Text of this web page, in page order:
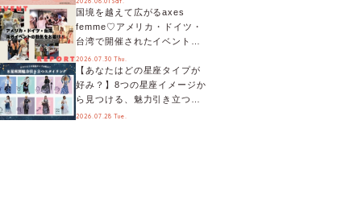
ティまで！8月の特別なイベン
トをチェック◎
国境を越えて広がるaxes
femme♡アメリカ・ドイツ・
台湾で開催されたイベントを
お届け！美沙子さんからのコ
メントも♬【海外イベントレ
ポート】
2026.07.30 Thu.
【あなたはどの星座タイプが
好み？】8つの星座イメージか
ら見つける、魅力引き立つス
タイリング♡
2026.07.28 Tue.